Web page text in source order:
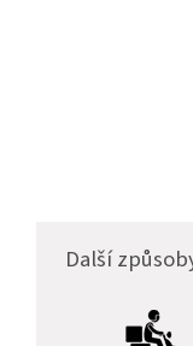
Další